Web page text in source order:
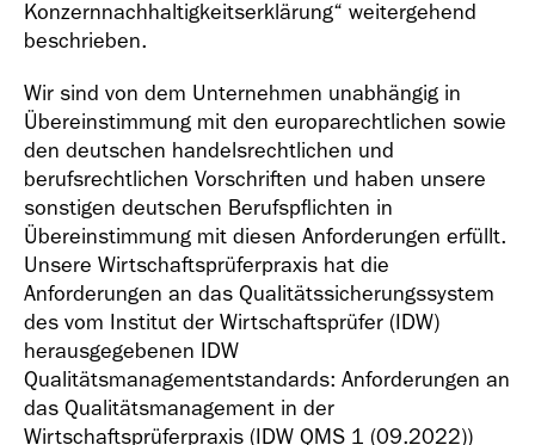
Konzernnachhaltigkeitserklärung“ weitergehend
beschrieben.
Wir sind von dem Unternehmen unabhängig in
Übereinstimmung mit den europarechtlichen sowie
den deutschen handelsrechtlichen und
berufsrechtlichen Vorschriften und haben unsere
sonstigen deutschen Berufspflichten in
Übereinstimmung mit diesen Anforderungen erfüllt.
Unsere Wirtschaftsprüferpraxis hat die
Anforderungen an das Qualitätssicherungssystem
des vom Institut der Wirtschaftsprüfer (IDW)
herausgegebenen IDW
Qualitätsmanagementstandards: Anforderungen an
das Qualitätsmanagement in der
Wirtschaftsprüferpraxis (IDW QMS 1 (09.2022))